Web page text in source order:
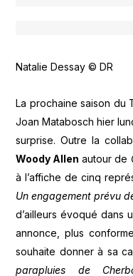
Natalie Dessay © DR
La prochaine saison du
Joan Matabosch hier
surprise. Outre la
Woody Allen autour de
à l’affiche de cinq
Un engagement prévu
d’ailleurs évoqué dans
annonce, plus
souhaite donner à sa
parapluies de